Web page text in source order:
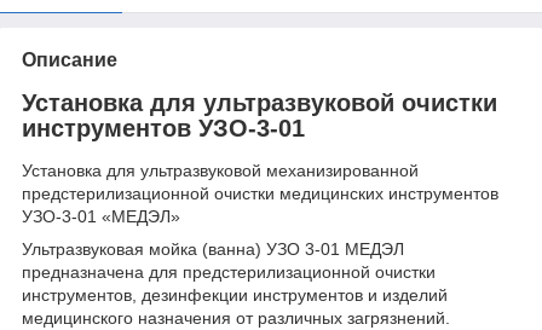
Описание
Установка для ультразвуковой очистки
инструментов УЗО-3-01
Установка для ультразвуковой механизированной
предстерилизационной очистки медицинских инструментов
УЗО-3-01 «МЕДЭЛ»
Ультразвуковая мойка (ванна) УЗО 3-01 МЕДЭЛ
предназначена для предстерилизационной очистки
инструментов, дезинфекции инструментов и изделий
медицинского назначения от различных загрязнений.